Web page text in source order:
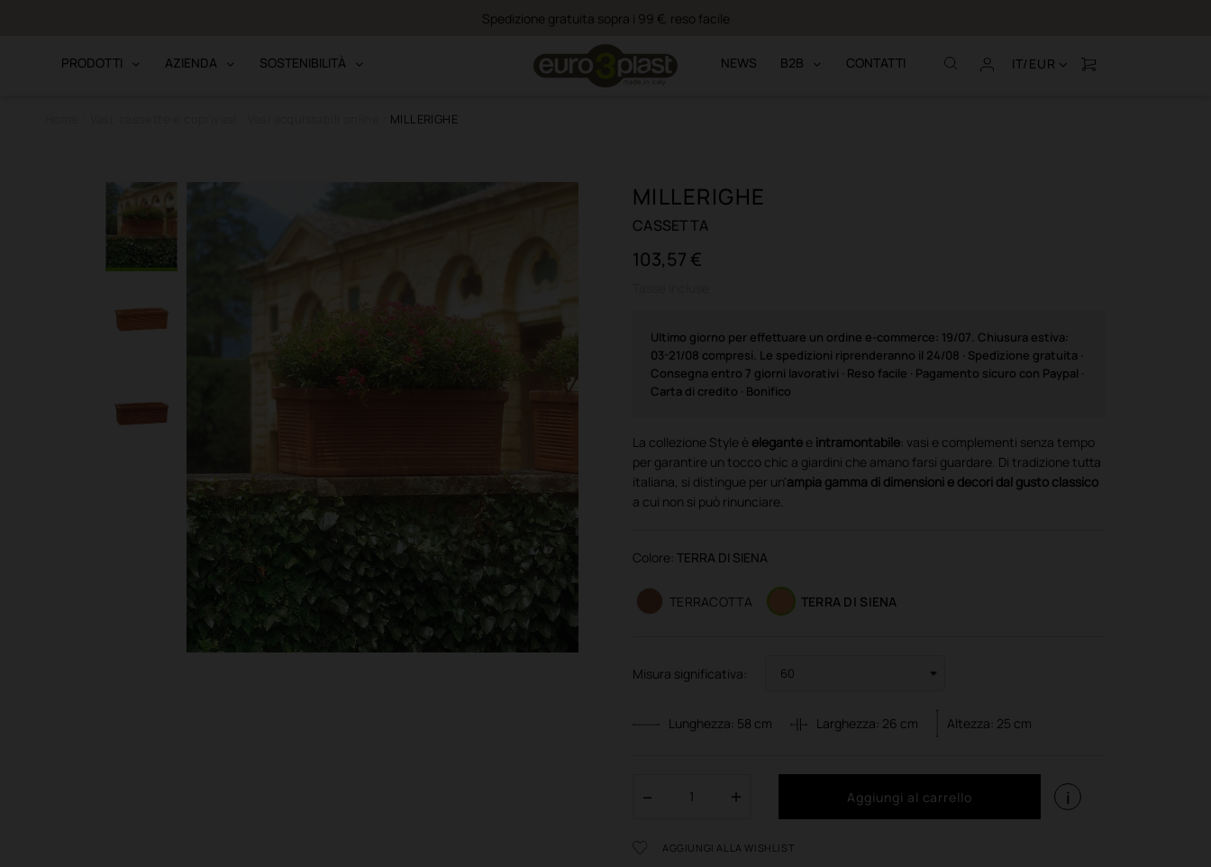
Spedizione gratuita sopra i 99 €, reso facile
PRODOTTI AZIENDA SOSTENIBILITÀ NEWS B2B CONTATTI IT/EUR
MILLERIGHE
MILLERIGHE
CASSETTA
103,57 €
Ultimo giorno per effettuare un ordine e-commerce: 19/07. Chiusura estiva:
03-21/08 compresi. Le spedizioni riprenderanno il 24/08 · Spedizione gratuita ·
Consegna entro 7 giorni lavorativi · Reso facile · Pagamento sicuro con Paypal ·
Carta di credito · Bonifico
La collezione Style è elegante e intramontabile: vasi e complementi senza tempo
per garantire un tocco chic a giardini che amano farsi guardare. Di tradizione tutta
italiana, si distingue per un'ampia gamma di dimensioni e decori dal gusto classico
a cui non si può rinunciare.
Colore: TERRA DI SIENA
TERRACOTTA TERRA DI SIENA
Misura significativa:
Lunghezza: 58 cm Larghezza: 26 cm Altezza: 25 cm
Aggiungi al carrello i
AGGIUNGI ALLA WISHLIST